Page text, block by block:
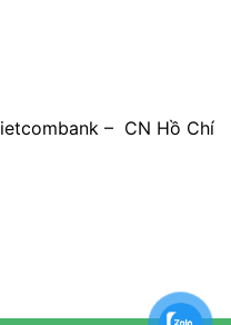
– CN Hồ Chí